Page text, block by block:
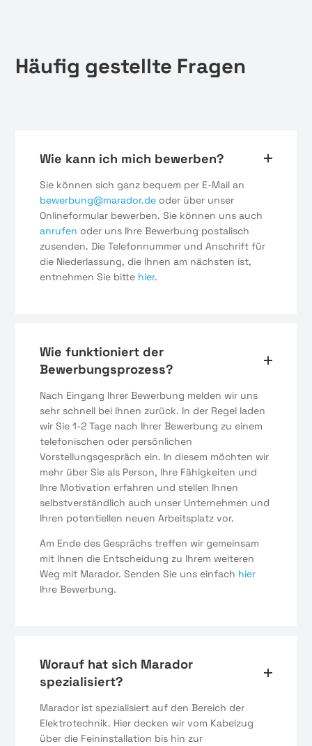
Häufig gestellte Fragen
Wie kann ich mich bewerben?
Sie können sich ganz bequem per E-Mail an
bewerbung@marador.de oder über unser
Onlineformular bewerben. Sie können uns auch
anrufen oder uns Ihre Bewerbung postalisch
zusenden. Die Telefonnummer und Anschrift für
die Niederlassung, die Ihnen am nächsten ist,
entnehmen Sie bitte hier.
Wie funktioniert der
Bewerbungsprozess?
Nach Eingang Ihrer Bewerbung melden wir uns
sehr schnell bei Ihnen zurück. In der Regel laden
wir Sie 1-2 Tage nach Ihrer Bewerbung zu einem
telefonischen oder persönlichen
Vorstellungsgespräch ein. In diesem möchten wir
mehr über Sie als Person, Ihre Fähigkeiten und
Ihre Motivation erfahren und stellen Ihnen
selbstverständlich auch unser Unternehmen und
Ihren potentiellen neuen Arbeitsplatz vor.
Am Ende des Gesprächs treffen wir gemeinsam
mit Ihnen die Entscheidung zu Ihrem weiteren
Weg mit Marador. Senden Sie uns einfach hier
Ihre Bewerbung.
Worauf hat sich Marador
spezialisiert?
Marador ist spezialisiert auf den Bereich der
Elektrotechnik. Hier decken wir vom Kabelzug
über die Feininstallation bis hin zur